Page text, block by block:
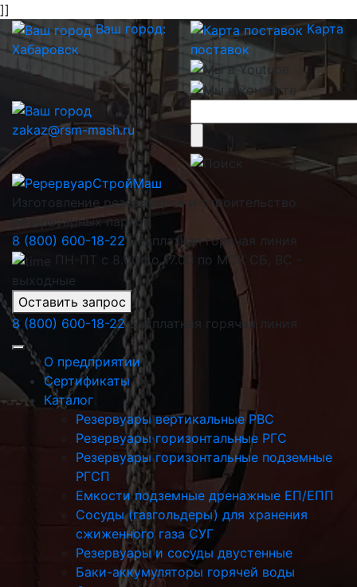
]]
Ваш город:
Хабаровск
Карта
поставок
zakaz@rsm-mash.ru
Изготовление резервуаров и строительство
резервуарных парков
8 (800) 600-18-22 Бесплатная горячая линия
ПН-ПТ с 8.00 до 17.00 по МСК СБ, ВС -
выходные
Оставить запрос
8 (800) 600-18-22 Бесплатная горячая линия
О предприятии
Сертификаты
Каталог
Резервуары вертикальные РВС
Резервуары горизонтальные РГС
Резервуары горизонтальные подземные
РГСП
Емкости подземные дренажные ЕП/ЕПП
Сосуды (газгольдеры) для хранения
сжиженного газа СУГ
Резервуары и сосуды двустенные
Баки-аккумуляторы горячей воды